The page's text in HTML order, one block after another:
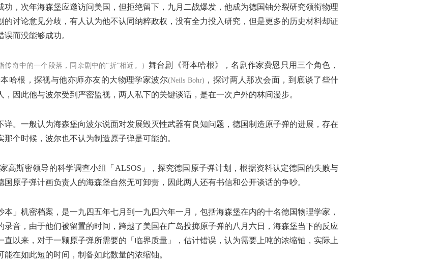
，次年海森堡应邀访问美国，但拒绝留下，九月二战爆发，他成为德国铀分裂研究领衔物理
讨论意见分歧，有人认为他不认同纳粹政权，没有全力投入研究，但是更多的历史材料却证
而没能够成功。
传奇中的一个段落，同杂剧中的“折”相近。）舞台剧《哥本哈根》，名剧作家费恩只用三个角色，
哈根，探视与他亦师亦友的大物理学家波尔(Neils Bohr) ，探讨两人那次会面，到底谈了些什
因此他与波尔受到严密监视，两人私下的关键谈话，是在一次户外的林间漫步。
。一般认为海森堡向波尔说面对发展毁灭性武器有良知问题，德国制造原子弹的进展，存在
个时候，波尔也不认为制造原子弹是可能的。
高斯密领导的科学调查小组「ALSOS」，探究德国原子弹计划，根据资料认定德国的失败与
原子弹计画负责人的海森堡自然无可卸责，因此两人还有书信和公开谈话的争吵。
」机密档案，是一九四五年七月到一九四六年一月，包括海森堡在内的十名德国物理学家，
音，由于他们被留置的时间，跨越了美国在广岛投掷原子弹的八月六日，海森堡当下的反应
以来，对于一颗原子弹所需要的「临界质量」，估计错误，认为需要上吨的浓缩铀，实际上
在如此短的时间，制备如此数量的浓缩铀。